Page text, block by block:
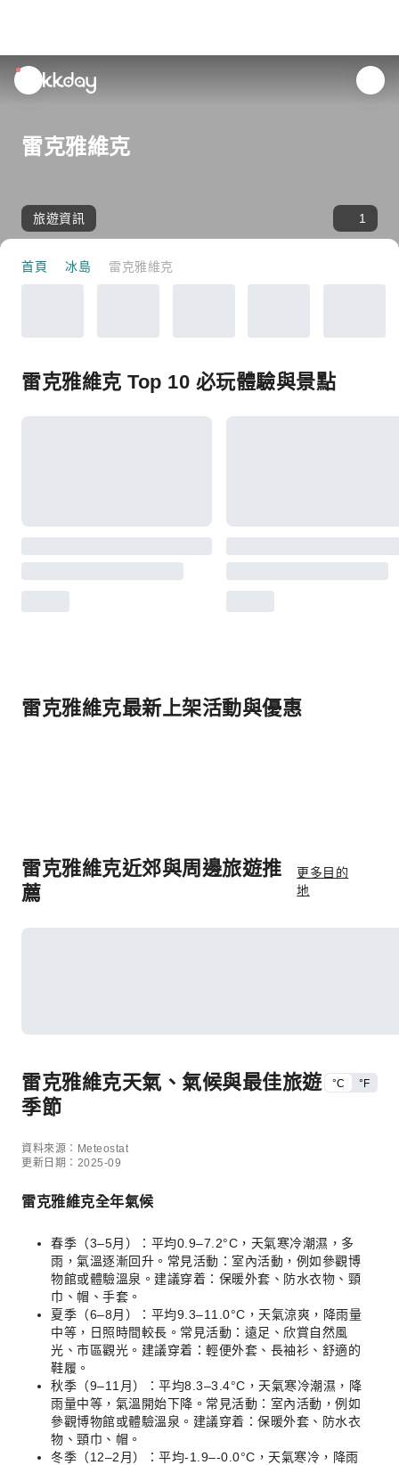
unread
notifications
雷克雅維克
旅遊資訊 1
首頁 冰島 雷克雅維克
雷克雅維克 Top 10 必玩體驗與景點
雷克雅維克最新上架活動與優惠
雷克雅維克近郊與周邊旅遊推
薦
更多目的
地
雷克雅維克天氣、氣候與最佳旅遊
季節
°C °F
資料來源：Meteostat
更新日期：2025-09
雷克雅維克全年氣候
春季（3–5月）：平均0.9–7.2°C，天氣寒冷潮濕，多
雨，氣溫逐漸回升。常見活動：室內活動，例如參觀博
物館或體驗溫泉。建議穿着：保暖外套、防水衣物、頸
巾、帽、手套。
夏季（6–8月）：平均9.3–11.0°C，天氣涼爽，降雨量
中等，日照時間較長。常見活動：遠足、欣賞自然風
光、市區觀光。建議穿着：輕便外套、長袖衫、舒適的
鞋履。
秋季（9–11月）：平均8.3–3.4°C，天氣寒冷潮濕，降
雨量中等，氣溫開始下降。常見活動：室內活動，例如
參觀博物館或體驗溫泉。建議穿着：保暖外套、防水衣
物、頸巾、帽。
冬季（12–2月）：平均-1.9–-0.0°C，天氣寒冷，降雨